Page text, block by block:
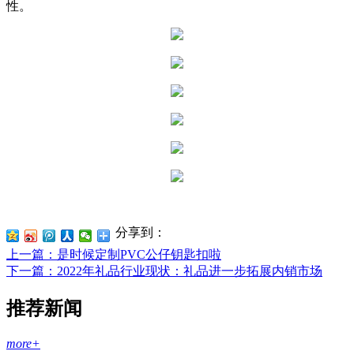
性。
分享到：
上一篇 ：是时候定制PVC公仔钥匙扣啦
下一篇 ：2022年礼品行业现状：礼品进一步拓展内销市场
推荐新闻
more+